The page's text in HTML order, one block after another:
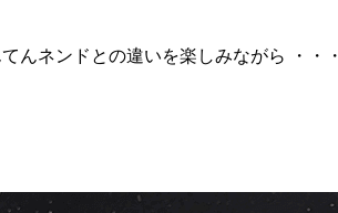
んネンドとの違いを楽しみながら ・・・